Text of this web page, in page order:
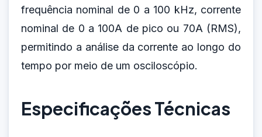
frequência nominal de 0 a 100 kHz, corrente
nominal de 0 a 100A de pico ou 70A (RMS),
permitindo a análise da corrente ao longo do
tempo por meio de um osciloscópio.
Especificações Técnicas